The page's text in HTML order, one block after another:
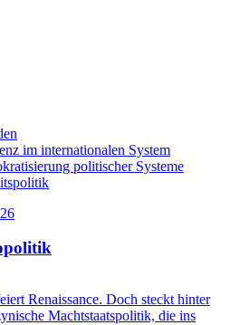
im internationalen System
politischer Systeme
Renaissance. Doch steckt hinter
Machtstaatspolitik, die ins